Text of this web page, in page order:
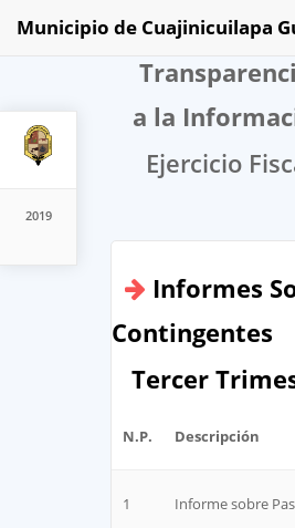
2019
Municipio de Cuajinicuilapa
a la
Ejercicio
Informes
Contingentes
Tercer
N.P. Descripción
1 Informe sobre